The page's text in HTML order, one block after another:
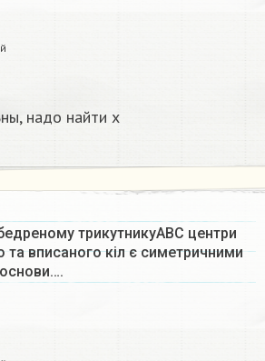
надо найти x
трикутникуАВС центри
та вписаного кіл є симетричними